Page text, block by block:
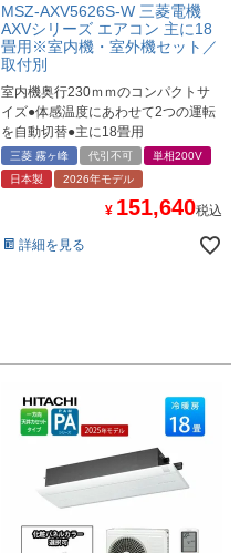
MSZ-AXV5626S-W 三菱電機
AXVシリーズ エアコン 主に18
畳用※室内機・室外機セット／
取付別
室内機奥行230ｍｍのコンパクトサ
イズ●体感温度にあわせて2つの運転
を自動切替●主に18畳用
三菱 霧ヶ峰 代引不可
単相200V
日本製
2026年モデル
¥ 151,640税込
詳細を見る